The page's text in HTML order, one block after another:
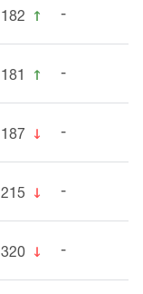
182 ↑ -
181 ↑ -
187 ↓ -
215 ↓ -
320 ↓ -